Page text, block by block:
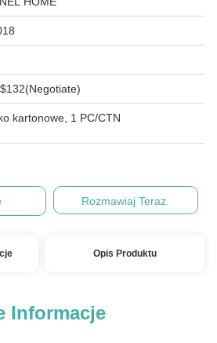
kartonowe, 1 PC/CTN
Rozmawiaj Teraz.
Opis Produktu
Informacje